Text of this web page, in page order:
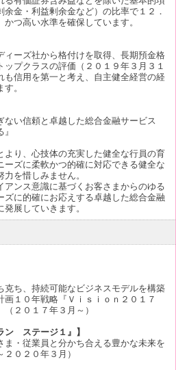
金・利益剰余金など）の比率で１２．
つ高い水準を確保しています。
ィーズ社から格付けを取得、長期預金格
プクラスの評価（２０１９年３月３１
も信用を第一と考え、自主健全経営の経
。
ない信頼と卓越した総合金融サービス
より、心技体の充実した健全な行員の育
ーズに柔軟かつ的確に対応できる健全な
を惜しみません。
アンス意識に基づくお客さまからのゆる
ズに的確にお応えする卓越した総合金融
展していきます。
ち、持続可能なビジネスモデルを構築
１０年戦略『Ｖｉｓｉｏｎ２０１７
（２０１７年３月～）
ン ステージ１』】
・従業員と分かち合える豊かな未来を
０２０年３月）